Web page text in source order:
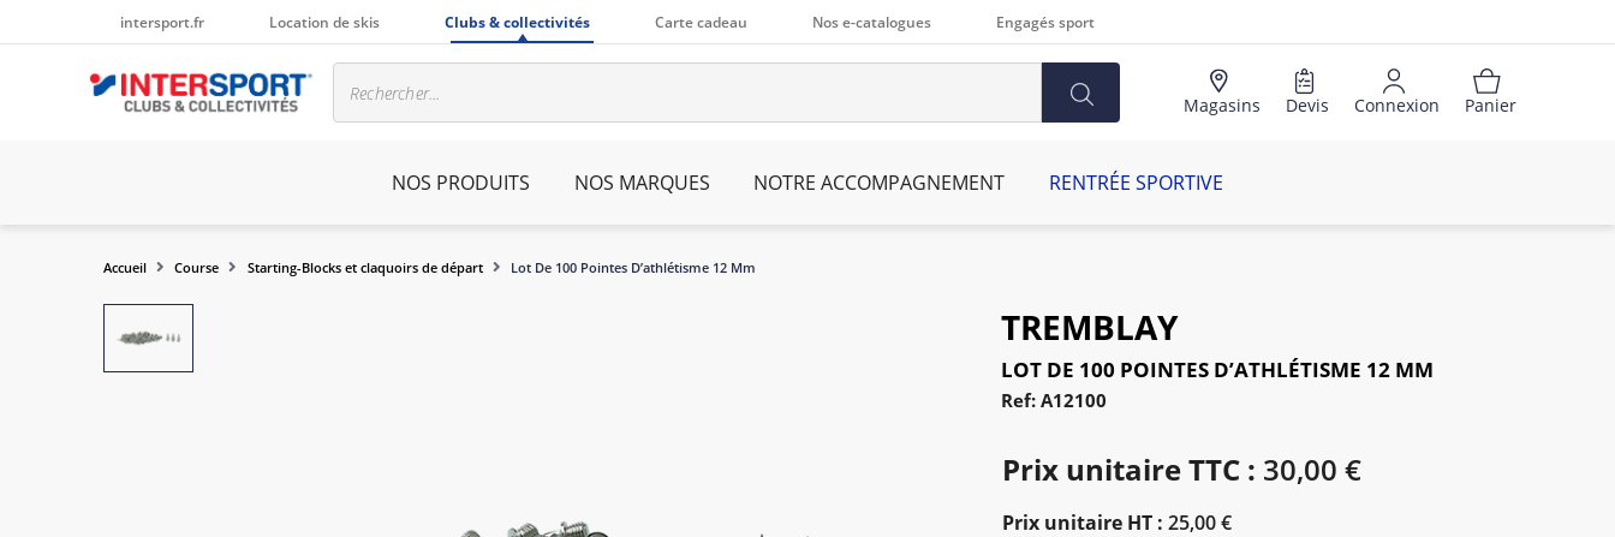
intersport.fr Location de skis Clubs & collectivités Carte cadeau Nos e-catalogues Engagés sport
Magasins Devis Connexion Panier
NOS PRODUITS NOS MARQUES NOTRE ACCOMPAGNEMENT RENTRÉE SPORTIVE
Accueil Course Starting-Blocks et claquoirs de départ Lot De 100 Pointes D’athlétisme 12 Mm
TREMBLAY
LOT DE 100 POINTES D’ATHLÉTISME 12 MM
Ref: A12100
Prix unitaire TTC : 30,00 €
Prix unitaire HT : 25,00 €